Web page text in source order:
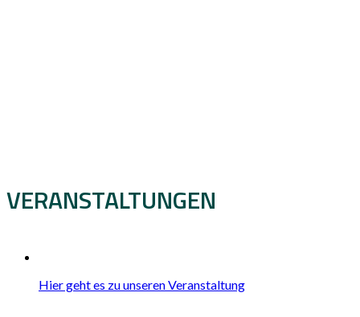
VERANSTALTUNGEN
Hier geht es zu unseren Veranstaltung